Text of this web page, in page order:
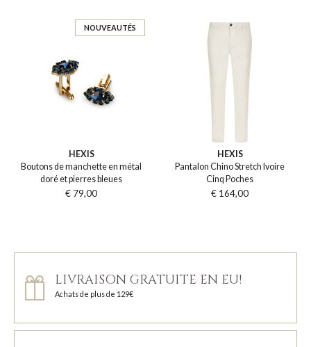
NOUVEAUTÉS
HEXIS
Boutons de manchette en métal
doré et pierres bleues
€ 79,00
HEXIS
Pantalon Chino Stretch Ivoire
Cinq Poches
€ 164,00
LIVRAISON GRATUITE EN EU!
Achats de plus de 129€